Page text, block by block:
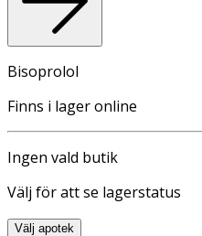
Bisoprolol
Finns i lager online
Ingen vald butik
Välj för att se lagerstatus
Välj apotek